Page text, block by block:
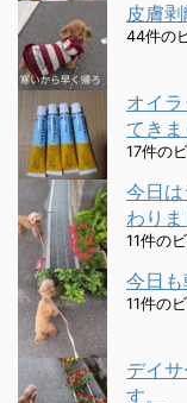
皮膚
44件の
オイ
てきま
17件の
今日
わりま
11件の
今日も
11件の
デイ
す。